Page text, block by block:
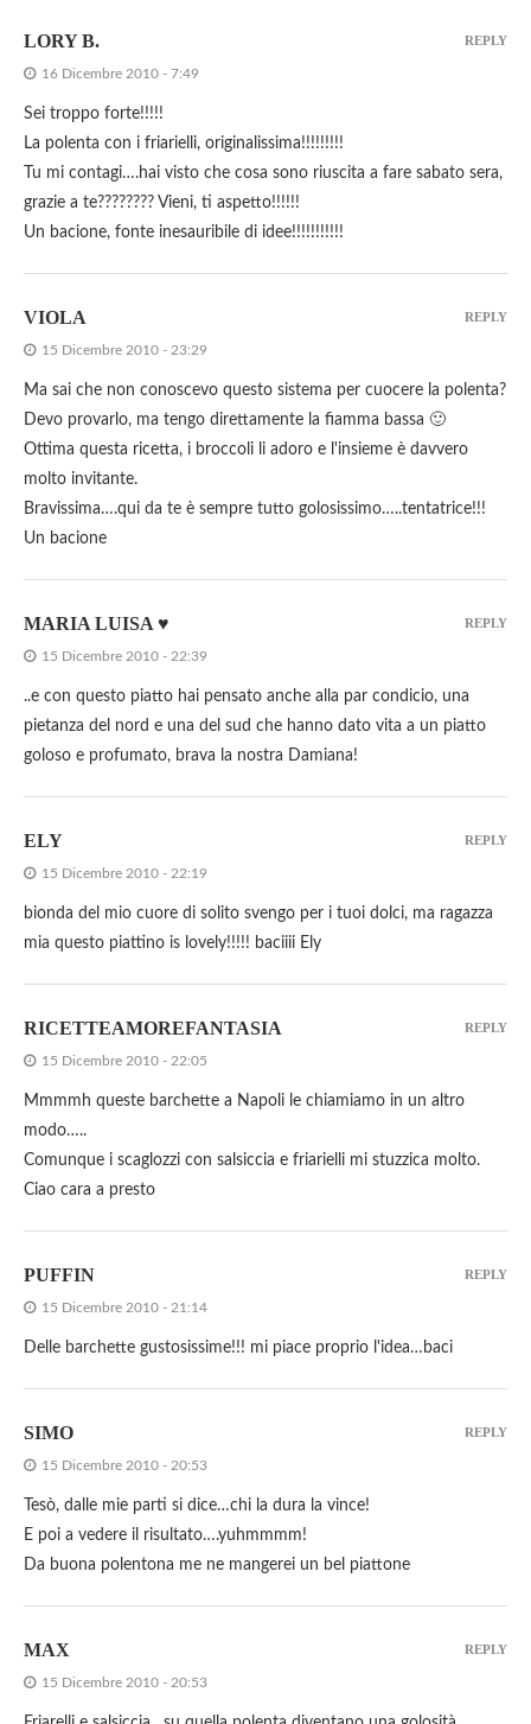
LORY B.
16 Dicembre 2010 - 7:49
Sei troppo forte!!!!!
La polenta con i friarielli, originalissima!!!!!!!!!
Tu mi contagi….hai visto che cosa sono riuscita a fare sabato sera,
grazie a te???????? Vieni, ti aspetto!!!!!!
Un bacione, fonte inesauribile di idee!!!!!!!!!!!
REPLY
VIOLA
15 Dicembre 2010 - 23:29
Ma sai che non conoscevo questo sistema per cuocere la polenta?
Devo provarlo, ma tengo direttamente la fiamma bassa 🙂
Ottima questa ricetta, i broccoli li adoro e l'insieme è davvero
molto invitante.
Bravissima….qui da te è sempre tutto golosissimo…..tentatrice!!!
Un bacione
REPLY
MARIA LUISA ♥
15 Dicembre 2010 - 22:39
..e con questo piatto hai pensato anche alla par condicio, una
pietanza del nord e una del sud che hanno dato vita a un piatto
goloso e profumato, brava la nostra Damiana!
REPLY
ELY
15 Dicembre 2010 - 22:19
bionda del mio cuore di solito svengo per i tuoi dolci, ma ragazza
mia questo piattino is lovely!!!!! baciiii Ely
REPLY
RICETTEAMOREFANTASIA
15 Dicembre 2010 - 22:05
Mmmmh queste barchette a Napoli le chiamiamo in un altro
modo…..
Comunque i scaglozzi con salsiccia e friarielli mi stuzzica molto.
Ciao cara a presto
REPLY
PUFFIN
15 Dicembre 2010 - 21:14
Delle barchette gustosissime!!! mi piace proprio l'idea…baci
REPLY
SIMO
15 Dicembre 2010 - 20:53
Tesò, dalle mie parti si dice…chi la dura la vince!
E poi a vedere il risultato….yuhmmmm!
Da buona polentona me ne mangerei un bel piattone
REPLY
MAX
15 Dicembre 2010 - 20:53
REPLY